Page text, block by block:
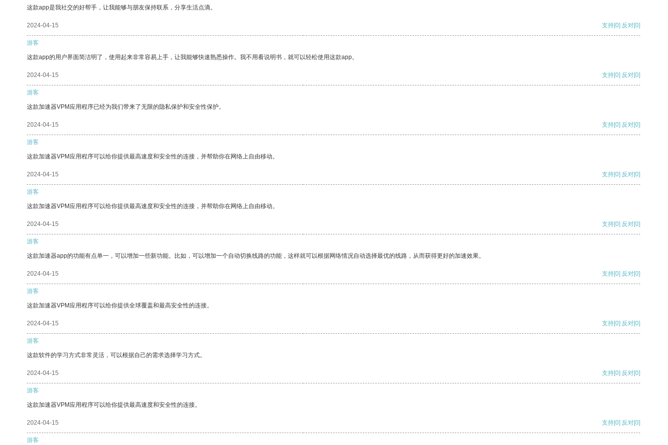
这款app是我社交的好帮手，让我能够与朋友保持联系，分享生活点滴。
2024-04-15 支持[0] 反对[0]
游客
这款app的用户界面简洁明了，使用起来非常容易上手，让我能够快速熟悉操作。我不用看说明书，就可以轻松使用这款app。
2024-04-15 支持[0] 反对[0]
游客
这款加速器VPM应用程序已经为我们带来了无限的隐私保护和安全性保护。
2024-04-15 支持[0] 反对[0]
游客
这款加速器VPM应用程序可以给你提供最高速度和安全性的连接，并帮助你在网络上自由移动。
2024-04-15 支持[0] 反对[0]
游客
这款加速器VPM应用程序可以给你提供最高速度和安全性的连接，并帮助你在网络上自由移动。
2024-04-15 支持[0] 反对[0]
游客
这款加速器app的功能有点单一，可以增加一些新功能。比如，可以增加一个自动切换线路的功能，这样就可以根据网络情况自动选择最优的线路，从而获得更好的加速效果。
2024-04-15 支持[0] 反对[0]
游客
这款加速器VPM应用程序可以给你提供全球覆盖和最高安全性的连接。
2024-04-15 支持[0] 反对[0]
游客
这款软件的学习方式非常灵活，可以根据自己的需求选择学习方式。
2024-04-15 支持[0] 反对[0]
游客
这款加速器VPM应用程序可以给你提供最高速度和安全性的连接。
2024-04-15 支持[0] 反对[0]
游客